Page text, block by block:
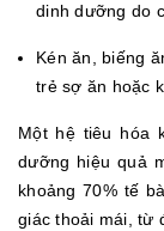
dinh dưỡng do
Kén ăn, biếng
trẻ sợ ăn hoặc
Một hệ tiêu hóa
dưỡng hiệu quả
khoảng 70% tế
giác thoải mái, từ